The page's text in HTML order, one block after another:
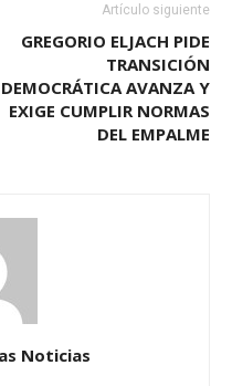
Artículo siguiente
GREGORIO ELJACH PIDE
TRANSICIÓN
DEMOCRÁTICA AVANZA Y
EXIGE CUMPLIR NORMAS
DEL EMPALME
Noticias